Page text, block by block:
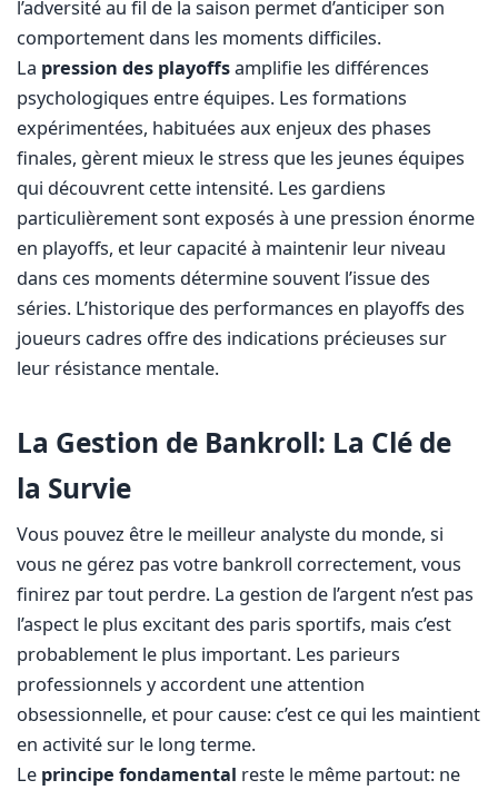
l’adversité au fil de la saison permet d’anticiper son
comportement dans les moments difficiles.
La pression des playoffsamplifie les différences
psychologiques entre équipes. Les formations
expérimentées, habituées aux enjeux des phases
finales, gèrent mieux le stress que les jeunes équipes
qui découvrent cette intensité. Les gardiens
particulièrement sont exposés à une pression énorme
en playoffs, et leur capacité à maintenir leur niveau
dans ces moments détermine souvent l’issue des
séries. L’historique des performances en playoffs des
joueurs cadres offre des indications précieuses sur
leur résistance mentale.
La Gestion de Bankroll: La Clé de
la Survie
Vous pouvez être le meilleur analyste du monde, si
vous ne gérez pas votre bankroll correctement, vous
finirez par tout perdre. La gestion de l’argent n’est pas
l’aspect le plus excitant des paris sportifs, mais c’est
probablement le plus important. Les parieurs
professionnels y accordent une attention
obsessionnelle, et pour cause: c’est ce qui les maintient
en activité sur le long terme.
Le principe fondamental reste le même partout: ne